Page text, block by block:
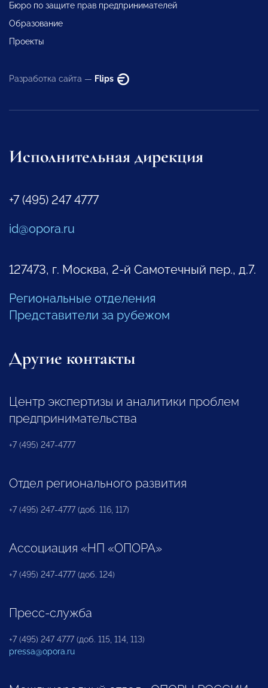
Бюро по защите прав предпринимателей
Образование
Проекты
Разработка сайта — Flips
Исполнительная дирекция
+7 (495) 247 4777
id@opora.ru
127473, г. Москва, 2-й Самотечный пер., д.7.
Региональные отделения
Представители за рубежом
Другие контакты
Центр экспертизы и аналитики проблем
предпринимательства
+7 (495) 247-4777
Отдел регионального развития
+7 (495) 247-4777 (доб. 116, 117)
Ассоциация «НП «ОПОРА»
+7 (495) 247-4777 (доб. 124)
Пресс-служба
+7 (495) 247 4777 (доб. 115, 114, 113)
pressa@opora.ru